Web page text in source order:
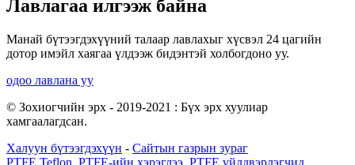
Лавлагаа илгээж байна
Манай бүтээгдэхүүний талаар лавлахыг хүсвэл 24 цагийн
дотор имэйл хаягаа үлдээж бидэнтэй холбогдоно уу.
одоо лавлана уу
© Зохиогчийн эрх - 2019-2021 : Бүх эрх хуулиар
хамгаалагдсан.
Халуун бүтээгдэхүүн - Сайтын газрын зураг
PTFE Teflon, PTFE-ийн хэрэглээ, PTFE үйлдвэрлэгчид,